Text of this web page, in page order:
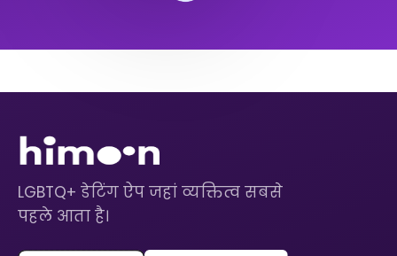
LGBTQ+ डेटिंग ऐप जहां व्यक्तित्व सबसे
पहले आता है।